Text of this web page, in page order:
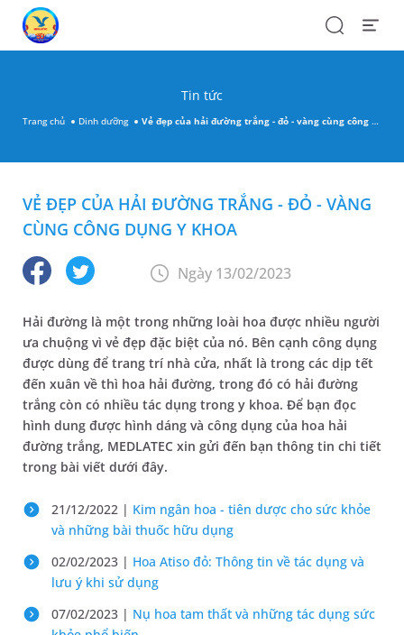
SearchOpen
Tin tức
Trang chủ Dinh dưỡng Vẻ đẹp của hải đường trắng - đỏ - vàng cùng công dụng y khoa
VẺ ĐẸP CỦA HẢI ĐƯỜNG TRẮNG - ĐỎ - VÀNG
CÙNG CÔNG DỤNG Y KHOA
Ngày 13/02/2023
Hải đường là một trong những loài hoa được nhiều người
ưa chuộng vì vẻ đẹp đặc biệt của nó. Bên cạnh công dụng
được dùng để trang trí nhà cửa, nhất là trong các dịp tết
đến xuân về thì hoa hải đường, trong đó có hải đường
trắng còn có nhiều tác dụng trong y khoa. Để bạn đọc
hình dung được hình dáng và công dụng của hoa hải
đường trắng, MEDLATEC xin gửi đến bạn thông tin chi tiết
trong bài viết dưới đây.
21/12/2022 | Kim ngân hoa - tiên dược cho sức khỏe
và những bài thuốc hữu dụng
02/02/2023 | Hoa Atiso đỏ: Thông tin về tác dụng và
lưu ý khi sử dụng
07/02/2023 | Nụ hoa tam thất và những tác dụng sức